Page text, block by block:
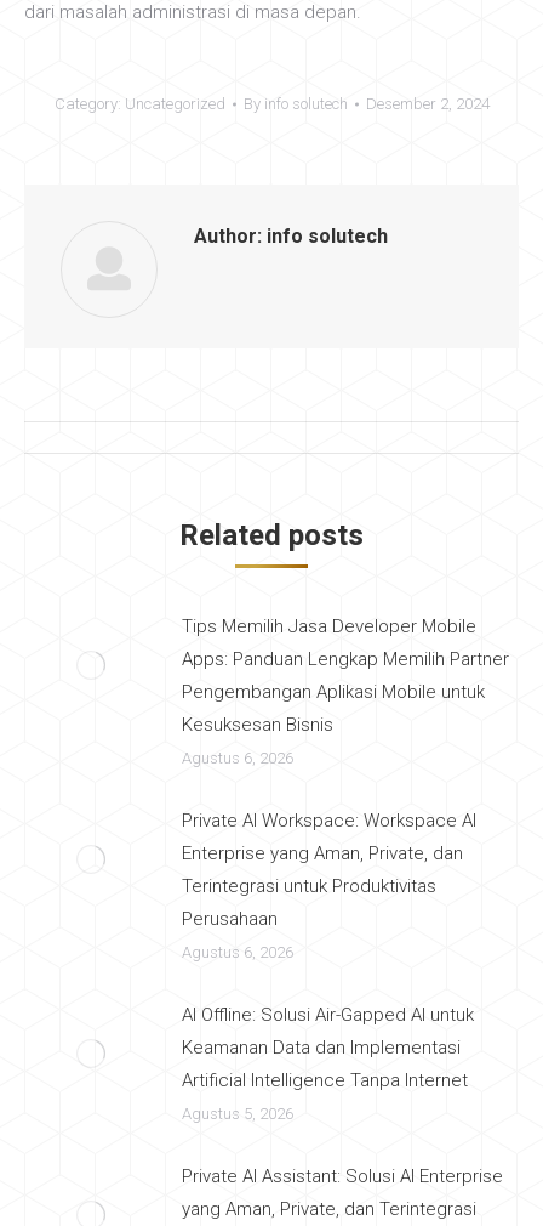
dari masalah administrasi di masa depan.
Category: Uncategorized By info solutech Desember 2, 2024
Author: info solutech
Post
Related posts
Tips Memilih Jasa Developer Mobile
Apps: Panduan Lengkap Memilih Partner
Pengembangan Aplikasi Mobile untuk
Kesuksesan Bisnis
Agustus 6, 2026
Private AI Workspace: Workspace AI
Enterprise yang Aman, Private, dan
Terintegrasi untuk Produktivitas
Perusahaan
Agustus 6, 2026
AI Offline: Solusi Air-Gapped AI untuk
Keamanan Data dan Implementasi
Artificial Intelligence Tanpa Internet
Agustus 5, 2026
Private AI Assistant: Solusi AI Enterprise
yang Aman, Private, dan Terintegrasi